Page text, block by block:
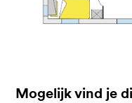
Mogelijk vind je